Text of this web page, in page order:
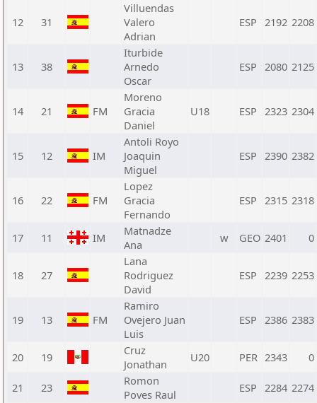
12 31
Villuendas
Valero
Adrian
ESP 2192 2208
13 38
Iturbide
Arnedo
Oscar
ESP 2080 2125
14 21 FM
Moreno
Gracia
Daniel
U18 ESP 2323 2304
15 12 IM
Antoli Royo
Joaquin
Miguel
ESP 2390 2382
16 22 FM
Lopez
Gracia
Fernando
ESP 2315 2318
17 11 IM
Matnadze
Ana
w GEO 2401 0
18 27
Lana
Rodriguez
David
ESP 2239 2253
19 13 FM
Ramiro
Ovejero Juan
Luis
ESP 2386 2383
20 19
Cruz
Jonathan
U20 PER 2343 0
21 23
Romon
Poves Raul
ESP 2284 2274